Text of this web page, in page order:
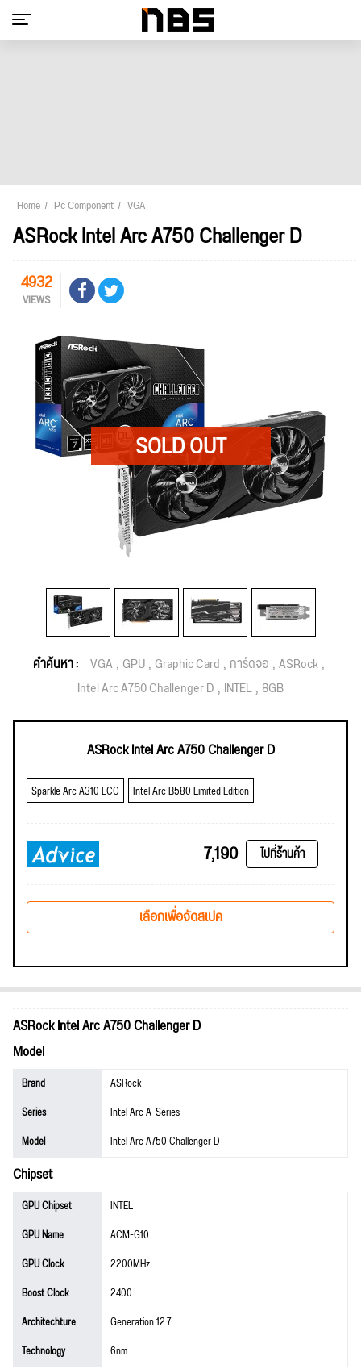
Home Pc Component VGA
ASRock Intel Arc A750 Challenger D
4932
VIEWS
คำค้นหา : VGA GPU Graphic Card การ์ดจอ ASRock
Intel Arc A750 Challenger D INTEL 8GB
ASRock Intel Arc A750 Challenger D
Sparkle Arc A310 ECO Intel Arc B580 Limited Edition
7,190 ไปที่ร้านค้า
เลือกเพื่อจัดสเปค
ASRock Intel Arc A750 Challenger D
Model
Brand
ASRock
Series
Intel Arc A-Series
Model
Intel Arc A750 Challenger D
Chipset
GPU Chipset
INTEL
GPU Name
ACM-G10
GPU Clock
2200MHz
Boost Clock
2400
Architechture
Generation 12.7
Technology
6nm